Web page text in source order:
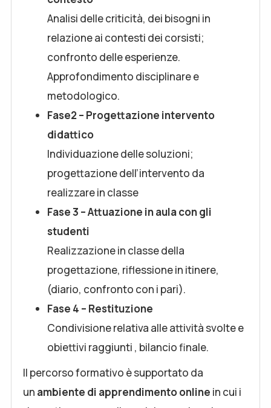
Analisi delle criticità, dei bisogni in
relazione ai contesti dei corsisti;
confronto delle esperienze.
Approfondimento disciplinare e
metodologico.
Fase2 – Progettazione intervento
didattico
Individuazione delle soluzioni;
progettazione dell’intervento da
realizzare in classe
Fase 3 – Attuazione in aula con gli
studenti
Realizzazione in classe della
progettazione, riflessione in itinere,
(diario, confronto con i pari).
Fase 4 – Restituzione
Condivisione relativa alle attività svolte e
obiettivi raggiunti , bilancio finale.
Il percorso formativo è supportato da
un ambiente di apprendimento online in cui i